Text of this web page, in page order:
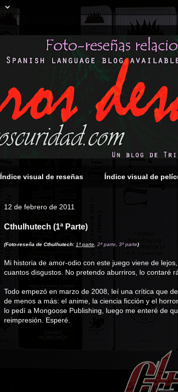
Índice visual de reseñas Índice visual de
12 de febrero de 2011
Cthulhutech (1ª Parte)
(Foto-reseña de Cthulhutech: 1ª parte 2ª parte 3ª parte)
Mi historia de amor-odio con este juego viene de
cuantos disgustos. No pretendo aburriros, lo contaré
Todo empezó en marzo de 2008, leí una crítica que
de menos a más: el anime, la ciencia ficción y el
lo pedí a Mongoose Publishing, luego me enteré de
reimpresión. Esperé.